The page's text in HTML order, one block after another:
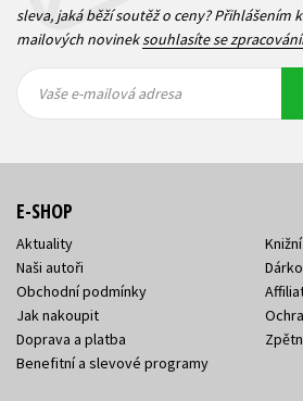
sleva, jaká běží soutěž o ceny? Přihlášením
mailových novineksouhlasíte se
mailová
mailová
Vaše e-mailová adresa
E-SHOP
Aktuality
Naši autoři
Obchodní podmínky
Jak nakoupit
Doprava a platba
Benefitní a slevové programy